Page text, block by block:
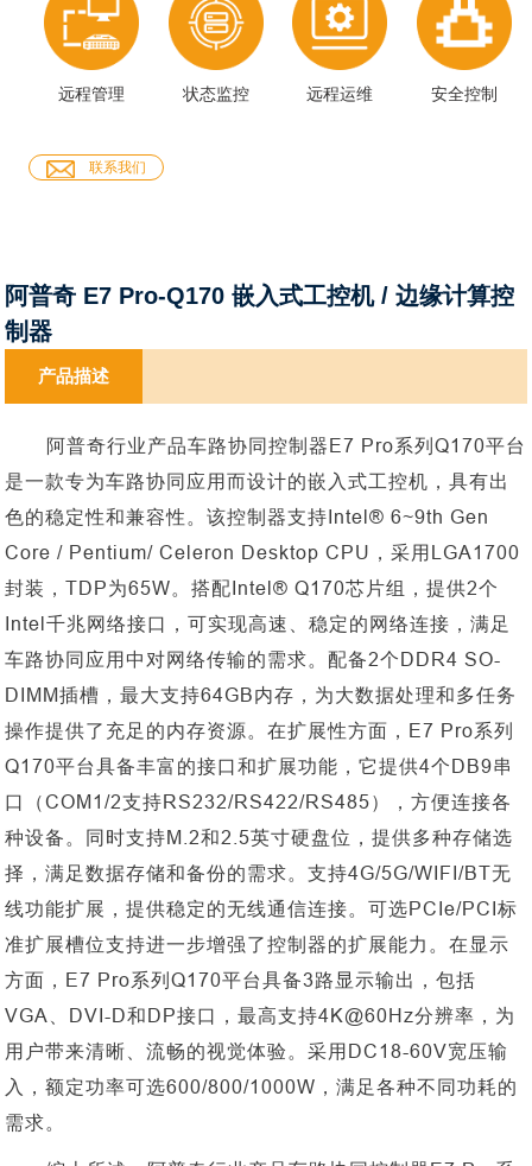
远程管理 状态监控 远程运维 安全控制
联系我们
阿普奇 E7 Pro-Q170 嵌入式工控机 / 边缘计算控
制器
产品描述
阿普奇行业产品车路协同控制器 E7 Pro系列Q170平台
是一款专为车路协同应用而设计的嵌入式工控机 ，具有出
色的稳定性和兼容性。该控制器支持 Intel® 6~9th Gen
Core / Pentium/ Celeron Desktop CPU，采用LGA1700
封装，TDP为65W。搭配Intel® Q170芯片组，提供2个
Intel千兆网络接口，可实现高速、稳定的网络连接，满足
车路协同应用中对网络传输的需求。配备2个DDR4 SO-
DIMM插槽，最大支持64GB内存，为大数据处理和多任务
操作提供了充足的内存资源。在扩展性方面，E7 Pro系列
Q170平台具备丰富的接口和扩展功能，它提供4个DB9串
口（COM1/2支持RS232/RS422/RS485），方便连接各
种设备。同时支持M.2和2.5英寸硬盘位，提供多种存储选
择，满足数据存储和备份的需求。支持4G/5G/WIFI/BT无
线功能扩展，提供稳定的无线通信连接。可选PCIe/PCI标
准扩展槽位支持进一步增强了控制器的扩展能力。在显示
方面，E7 Pro系列Q170平台具备3路显示输出，包括
VGA、DVI-D和DP接口，最高支持4K@60Hz分辨率，为
用户带来清晰、流畅的视觉体验。采用DC18-60V宽压输
入，额定功率可选600/800/1000W，满足各种不同功耗的
需求。